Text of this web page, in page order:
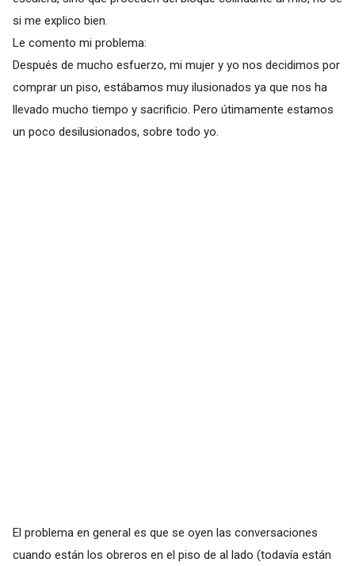
si me explico bien.
Le comento mi problema:
Después de mucho esfuerzo, mi mujer y yo nos decidimos por
comprar un piso, estábamos muy ilusionados ya que nos ha
llevado mucho tiempo y sacrificio. Pero útimamente estamos
un poco desilusionados, sobre todo yo.
El problema en general es que se oyen las conversaciones
cuando están los obreros en el piso de al lado (todavía están